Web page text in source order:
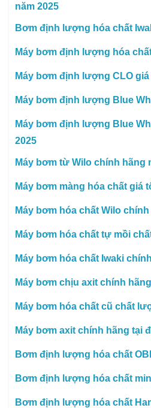
năm 2025
Bơm định lượng hóa chất
Máy bơm định lượng hóa
Máy bơm định lượng CLO giá
Máy bơm định lượng Blue
Máy bơm định lượng Blue
2025
Máy bơm từ Wilo chính hãng
Máy bơm màng hóa chất giá
Máy bơm hóa chất Wilo
Máy bơm hóa chất tự mồi
Máy bơm hóa chất Iwaki
Máy bơm chịu axit chính
Máy bơm hóa chất cũ chất
Máy bơm axit chính hãng tại
Bơm định lượng hóa chất
Bơm định lượng hóa chất
Bơm định lượng hóa chất